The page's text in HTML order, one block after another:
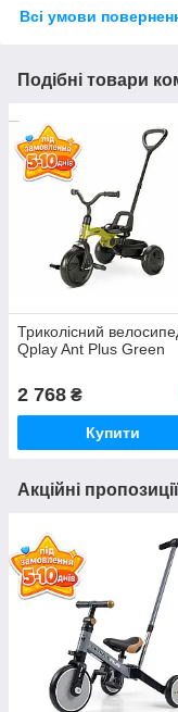
Всі умови
Подібні товари
Триколісний
Qplay Ant Plus Green
2 768 ₴
Купити
Акційні